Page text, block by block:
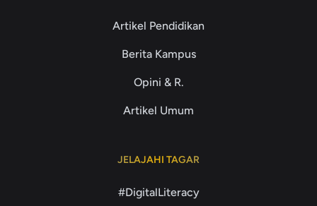
Artikel Pendidikan
Berita Kampus
Opini & R.
Artikel Umum
JELAJAHI TAGAR
#DigitalLiteracy